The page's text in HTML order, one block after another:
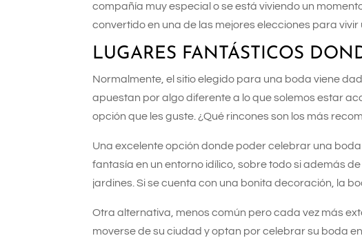
compañía muy especial o se está viviendo un
convertido en una de las mejores elecciones para vivir
LUGARES FANTÁSTICOS
Normalmente, el sitio elegido para una boda viene
apuestan por algo diferente a lo que solemos estar
opción que les guste. ¿Qué rincones son los más
Una excelente opción donde poder celebrar una
fantasía en un entorno idílico, sobre todo si además
jardines. Si se cuenta con una bonita decoración, la
Otra alternativa, menos común pero cada vez más
moverse de su ciudad y optan por celebrar su boda